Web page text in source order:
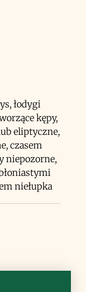
łodygi
kępy,
eliptyczne,
czasem
niepozorne,
niełupka